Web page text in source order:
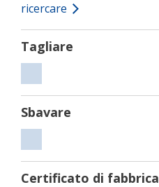
ricercare
Tagliare
Sbavare
Certificato di fabbrica